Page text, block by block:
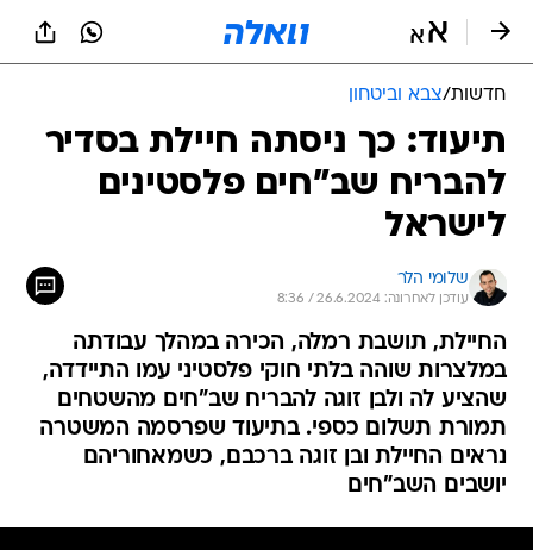
חדשות/צבא וביטחון
תיעוד: כך ניסתה חיילת בסדיר
להבריח שב"חים פלסטינים
לישראל
שלומי הלר
עודכן לאחרונה: 26.6.2024 / 8:36
החיילת, תושבת רמלה, הכירה במהלך עבודתה
במלצרות שוהה בלתי חוקי פלסטיני עמו התיידדה,
שהציע לה ולבן זוגה להבריח שב"חים מהשטחים
תמורת תשלום כספי. בתיעוד שפרסמה המשטרה
נראים החיילת ובן זוגה ברכבם, כשמאחוריהם
יושבים השב"חים